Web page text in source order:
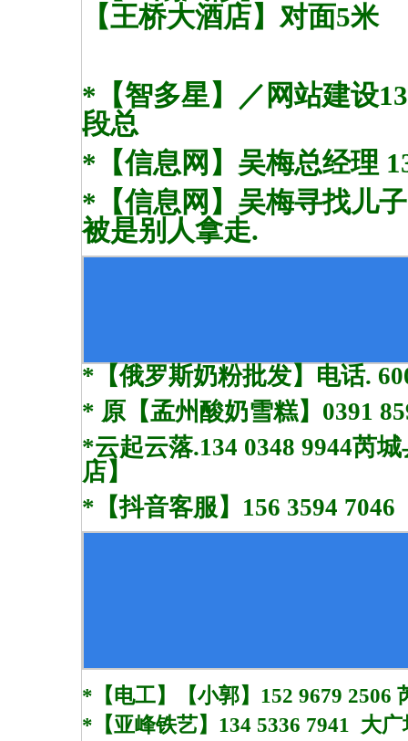
【王桥大酒店】对面5米
*【智多星】／网站建设
段总
*【信息网】吴梅总经理
*【信息网】吴梅寻找儿
被是别人拿走.
*【俄罗斯奶粉批发】电话.
* 原【孟州酸奶雪糕】0391
*云起云落.134 0348 9944芮城
店】
*【抖音客服】156 3594 7046
*【电工】【小郭】152 9679 2506
*【亚峰铁艺】134 5336 7941 大